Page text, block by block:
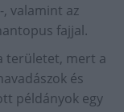
valamint az
fajjal.
területet, mert a
és
példányok egy